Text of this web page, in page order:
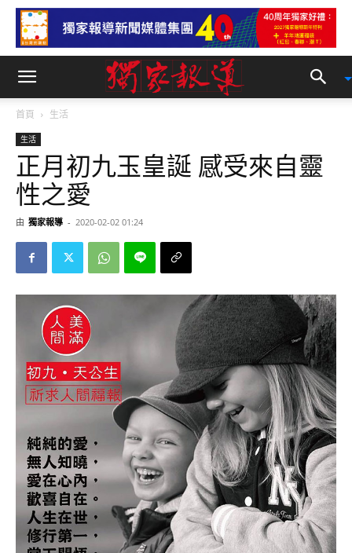
首頁 生活
生活
正月初九玉皇誕 感受來自靈
性之愛
由 獨家報導 - 2020-02-02 01:24